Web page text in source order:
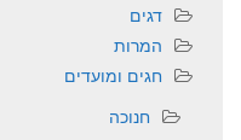
דגים
המרות
חגים ומועדים
חנוכה